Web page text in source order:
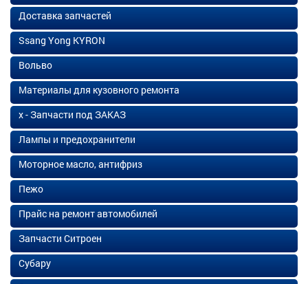
Доставка запчастей
Ssang Yong KYRON
Вольво
Материалы для кузовного ремонта
х - Запчасти под ЗАКАЗ
Лампы и предохранители
Моторное масло, антифриз
Пежо
Прайс на ремонт автомобилей
Запчасти Ситроен
Субару